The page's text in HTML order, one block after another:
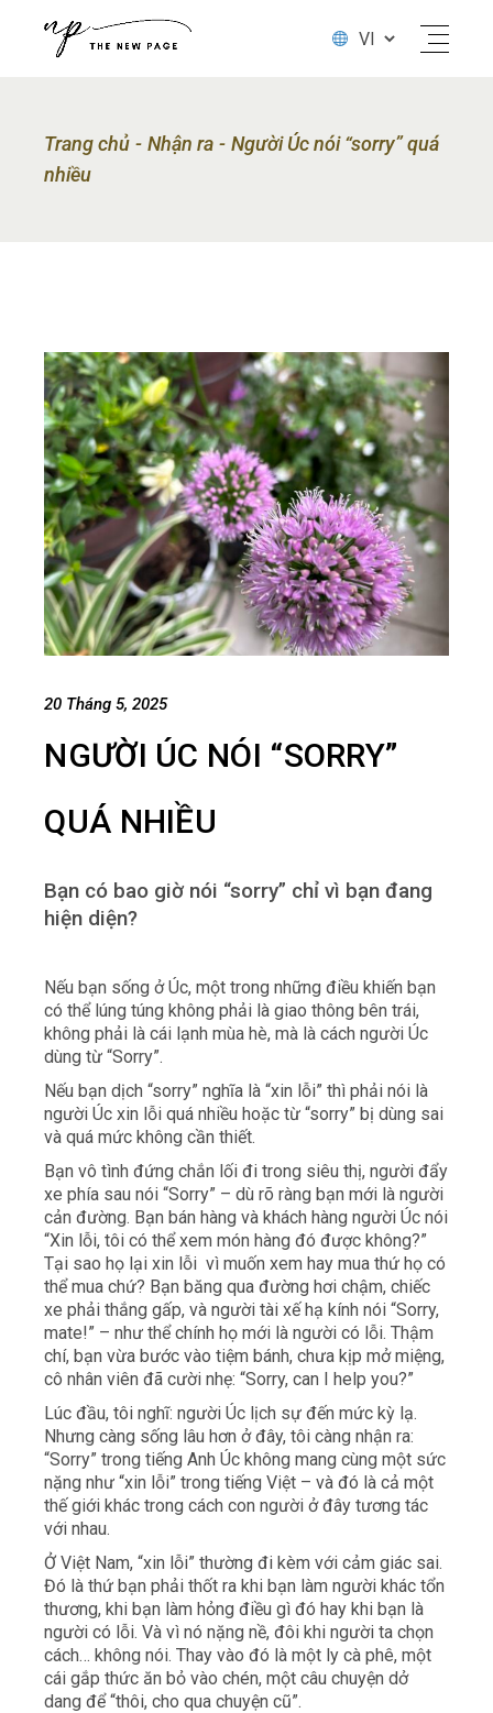
Trang chủ Nhận ra
Người Úc nói “sorry” quá
nhiều
20 Tháng 5, 2025
NGƯỜI ÚC NÓI “SORRY”
QUÁ NHIỀU
Bạn có bao giờ nói “sorry” chỉ vì bạn đang
hiện diện?
Nếu bạn sống ở Úc, một trong những điều khiến bạn
có thể lúng túng không phải là giao thông bên trái,
không phải là cái lạnh mùa hè, mà là cách người Úc
dùng từ “Sorry”.
Nếu bạn dịch “sorry” nghĩa là “xin lỗi” thì phải nói là
người Úc xin lỗi quá nhiều hoặc từ “sorry” bị dùng sai
và quá mức không cần thiết.
Bạn vô tình đứng chắn lối đi trong siêu thị, người đẩy
xe phía sau nói “Sorry” – dù rõ ràng bạn mới là người
cản đường. Bạn bán hàng và khách hàng người Úc nói
“Xin lỗi, tôi có thể xem món hàng đó được không?”
Tại sao họ lại xin lỗi vì muốn xem hay mua thứ họ có
thể mua chứ? Bạn băng qua đường hơi chậm, chiếc
xe phải thắng gấp, và người tài xế hạ kính nói “Sorry,
mate!” – như thể chính họ mới là người có lỗi. Thậm
chí, bạn vừa bước vào tiệm bánh, chưa kịp mở miệng,
cô nhân viên đã cười nhẹ: “Sorry, can I help you?”
Lúc đầu, tôi nghĩ: người Úc lịch sự đến mức kỳ lạ.
Nhưng càng sống lâu hơn ở đây, tôi càng nhận ra:
“Sorry” trong tiếng Anh Úc không mang cùng một sức
nặng như “xin lỗi” trong tiếng Việt – và đó là cả một
thế giới khác trong cách con người ở đây tương tác
với nhau.
Ở Việt Nam, “xin lỗi” thường đi kèm với cảm giác sai.
Đó là thứ bạn phải thốt ra khi bạn làm người khác tổn
thương, khi bạn làm hỏng điều gì đó hay khi bạn là
người có lỗi. Và vì nó nặng nề, đôi khi người ta chọn
cách… không nói. Thay vào đó là một ly cà phê, một
cái gắp thức ăn bỏ vào chén, một câu chuyện dở
dang để “thôi, cho qua chuyện cũ”.